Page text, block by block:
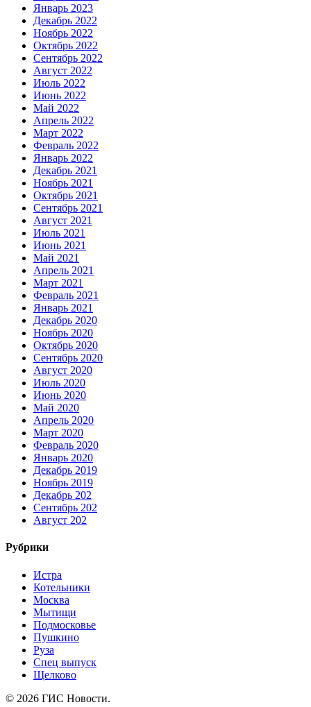
Январь 2023
Декабрь 2022
Ноябрь 2022
Октябрь 2022
Сентябрь 2022
Август 2022
Июль 2022
Июнь 2022
Май 2022
Апрель 2022
Март 2022
Февраль 2022
Январь 2022
Декабрь 2021
Ноябрь 2021
Октябрь 2021
Сентябрь 2021
Август 2021
Июль 2021
Июнь 2021
Май 2021
Апрель 2021
Март 2021
Февраль 2021
Январь 2021
Декабрь 2020
Ноябрь 2020
Октябрь 2020
Сентябрь 2020
Август 2020
Июль 2020
Июнь 2020
Май 2020
Апрель 2020
Март 2020
Февраль 2020
Январь 2020
Декабрь 2019
Ноябрь 2019
Декабрь 202
Сентябрь 202
Август 202
Рубрики
Истра
Котельники
Москва
Мытищи
Подмосковье
Пушкино
Руза
Спец выпуск
Щелково
© 2026 ГИС Новости.